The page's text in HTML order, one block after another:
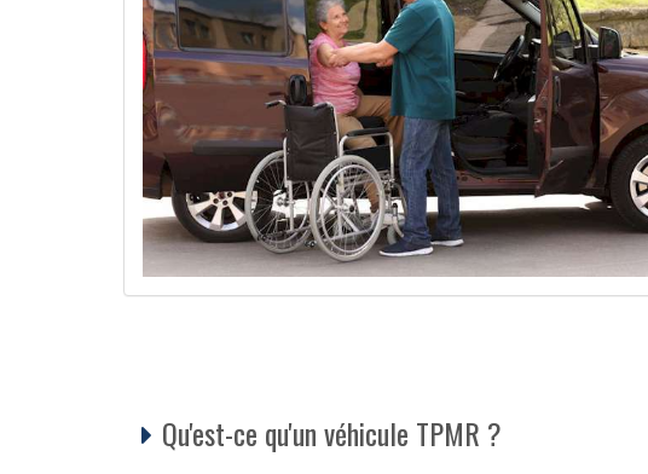
Qu'est-ce qu'un véhicule TPMR ?